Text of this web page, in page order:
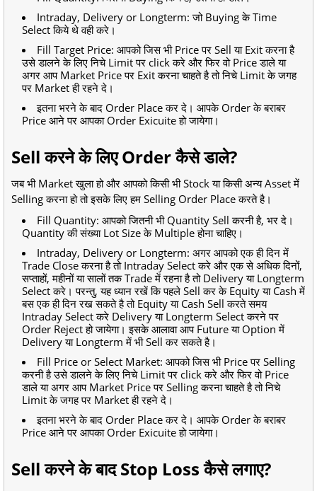
Intraday, Delivery or Longterm: जो Buying के Time
Select किये थे वही करे।
Fill Target Price: आपको जिस भी Price पर Sell या Exit करना है
उसे डालने के लिए निचे Limit पर click करे और फिर वो Price डाले या
अगर आप Market Price पर Exit करना चाहते है तो निचे Limit के जगह
पर Market ही रहने दे।
इतना भरने के बाद Order Place कर दे। आपके Order के बराबर
Price आने पर आपका Order Exicuite हो जायेगा।
Sell करने के लिए Order कैसे डाले?
जब भी Market खुला हो और आपको किसी भी Stock या किसी अन्य Asset में
Selling करना हो तो इसके लिए हम Selling Order Place करते है।
Fill Quantity: आपको जितनी भी Quantity Sell करनी है, भर दे।
Quantity की संख्या Lot Size के Multiple होना चाहिए।
Intraday, Delivery or Longterm: अगर आपको एक ही दिन में
Trade Close करना है तो Intraday Select करे और एक से अधिक दिनों,
सप्ताहों, महीनों या सालों तक Trade में रहना है तो Delivery या Longterm
Select करे। परन्तु, यह ध्यान रखें कि पहले Sell कर के Equity या Cash में
बस एक ही दिन रख सकते है तो Equity या Cash Sell करते समय
Intraday Select करे Delivery या Longterm Select करने पर
Order Reject हो जायेगा। इसके आलावा आप Future या Option में
Delivery या Longterm में भी Sell कर सकते है।
Fill Price or Select Market: आपको जिस भी Price पर Selling
करनी है उसे डालने के लिए निचे Limit पर click करे और फिर वो Price
डाले या अगर आप Market Price पर Selling करना चाहते है तो निचे
Limit के जगह पर Market ही रहने दे।
इतना भरने के बाद Order Place कर दे। आपके Order के बराबर
Price आने पर आपका Order Exicuite हो जायेगा।
Sell करने के बाद Stop Loss कैसे लगाए?